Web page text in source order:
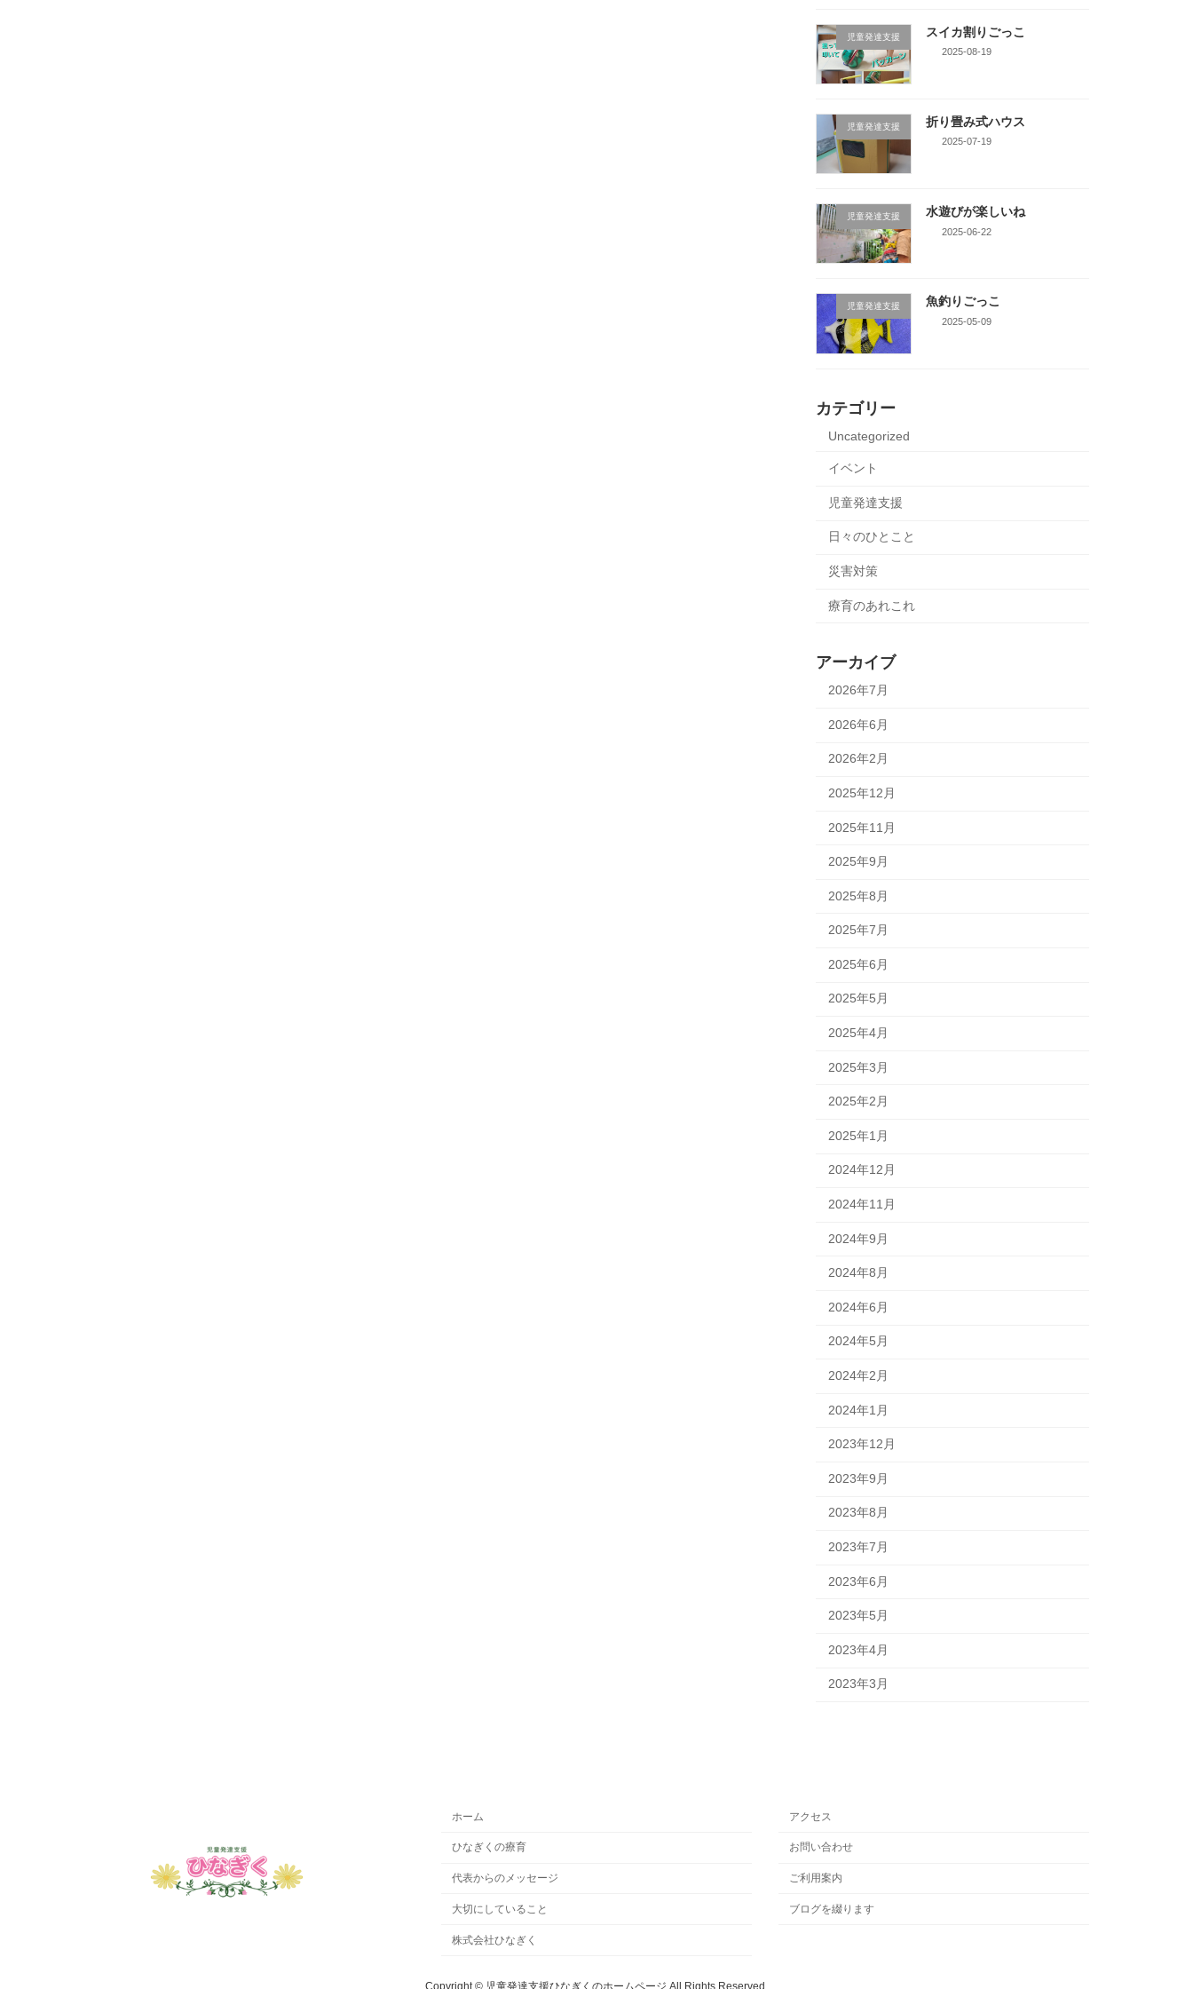
児童発達支援 スイカ割りごっこ
2025-08-19
児童発達支援 折り畳み式ハウス
2025-07-19
児童発達支援 水遊びが楽しいね
2025-06-22
児童発達支援 魚釣りごっこ
2025-05-09
カテゴリー
Uncategorized
イベント
児童発達支援
日々のひとこと
災害対策
療育のあれこれ
アーカイブ
2026年7月
2026年6月
2026年2月
2025年12月
2025年11月
2025年9月
2025年8月
2025年7月
2025年6月
2025年5月
2025年4月
2025年3月
2025年2月
2025年1月
2024年12月
2024年11月
2024年9月
2024年8月
2024年6月
2024年5月
2024年2月
2024年1月
2023年12月
2023年9月
2023年8月
2023年7月
2023年6月
2023年5月
2023年4月
2023年3月
ホーム
ひなぎくの療育
代表からのメッセージ
大切にしていること
株式会社ひなぎく
アクセス
お問い合わせ
ご利用案内
ブログを綴ります
Copyright © 児童発達支援ひなぎくのホームページ All Rights Reserved.